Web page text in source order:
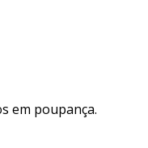
em poupança.